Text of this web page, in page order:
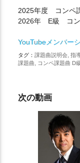
2025年度 コンペ
2026年 E級 コン
YouTubeメンバー
タグ： 課題曲説明会, 指
課題曲, コンペ課題曲 D
次の動画